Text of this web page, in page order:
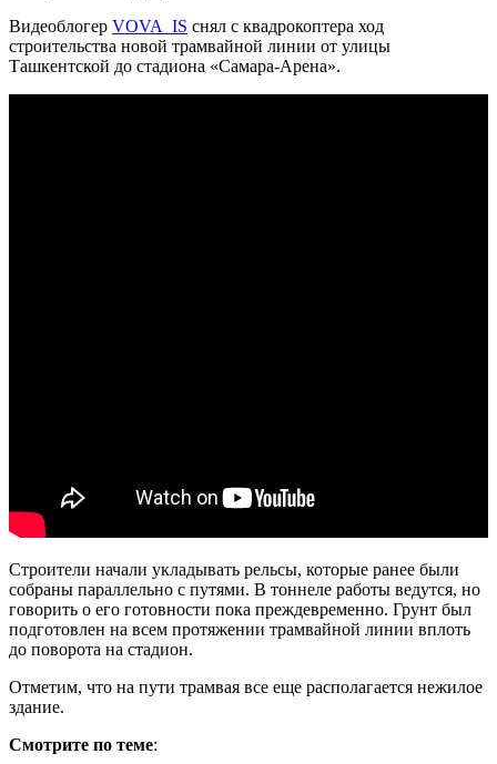
Видеоблогер VOVA_IS снял с квадрокоптера ход
строительства новой трамвайной линии от улицы
Ташкентской до стадиона «Самара-Арена».
Строители начали укладывать рельсы, которые ранее были
собраны параллельно с путями. В тоннеле работы ведутся, но
говорить о его готовности пока преждевременно. Грунт был
подготовлен на всем протяжении трамвайной линии вплоть
до поворота на стадион.
Отметим, что на пути трамвая все еще располагается нежилое
здание.
Смотрите по теме: